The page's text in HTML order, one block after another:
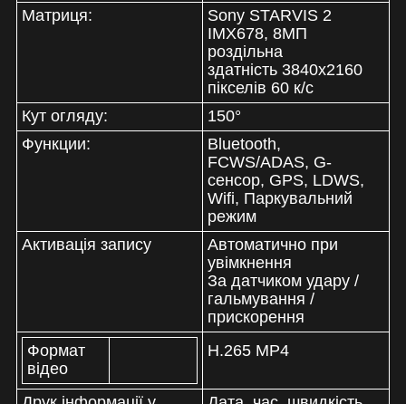
Матриця:
Sony STARVIS 2
IMX678, 8МП
роздільна
здатність 3840х2160
пікселів 60 к/c
Кут огляду:
150°
Функции:
Bluetooth,
FCWS/ADAS, G-
сенсор, GPS, LDWS,
Wifi, Паркувальний
режим
Активація запису
Автоматично при
увімкнення
За датчиком удару /
гальмування /
прискорення
Формат
відео
H.265 MP4